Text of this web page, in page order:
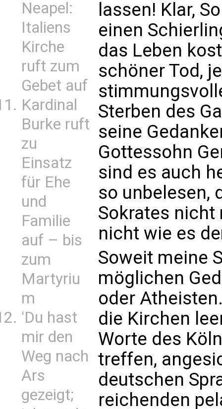
Neapel:
Italiens
Kirche
ruft zum
Gebet auf
Kardinal
Burke ruft
zu
Einsatz
für Ehe
und
Familie
auf – bis
zum
Martyriu
m
'Du hast
mir den
Weg nach
Ars
gezeigt;
lassen! Klar,
einen
das Leben
schöner
Sterben des
seine
Gottessohn
sind es auch
so unbelesen,
Sokrates
nicht wie es
Soweit meine
möglichen
oder
die Kirchen
Worte des
treffen,
deutschen
reichenden